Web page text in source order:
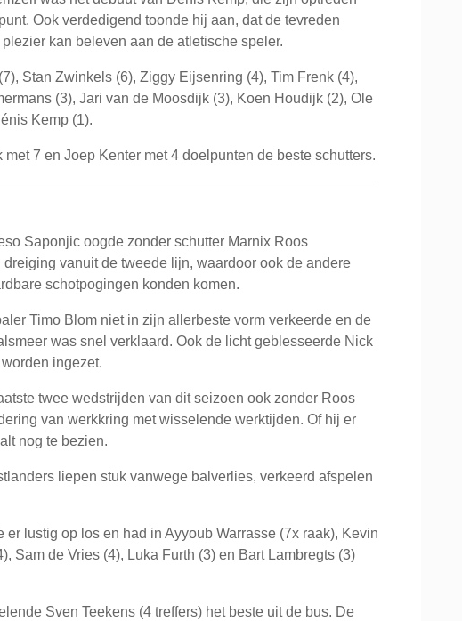
Ook verdedigend toonde hij aan, dat de tevreden
kan beleven aan de atletische speler.
Stan Zwinkels (6), Ziggy Eijsenring (4), Tim Frenk (4),
(3), Jari van de Moosdijk (3), Koen Houdijk (2), Ole
Kemp (1).
7 en Joep Kenter met 4 doelpunten de beste schutters.
Saponjic oogde zonder schutter Marnix Roos
vanuit de tweede lijn, waardoor ook de andere
schotpogingen konden komen.
Timo Blom niet in zijn allerbeste vorm verkeerde en de
was snel verklaard. Ook de licht geblesseerde Nick
ingezet.
twee wedstrijden van dit seizoen ook zonder Roos
van werkkring met wisselende werktijden. Of hij er
nog te bezien.
liepen stuk vanwege balverlies, verkeerd afspelen
lustig op los en had in Ayyoub Warrasse (7x raak), Kevin
Sam de Vries (4), Luka Furth (3) en Bart Lambregts (3)
Sven Teekens (4 treffers) het beste uit de bus. De